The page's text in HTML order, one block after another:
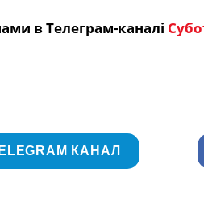
в Телеграм-каналі
КАНАЛ